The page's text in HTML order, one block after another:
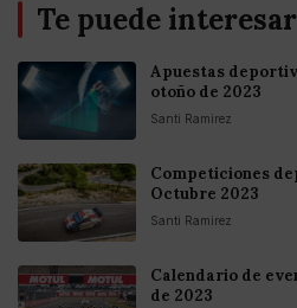
Te puede interesar
Apuestas
otoño de 2023
Santi Ramirez
Competiciones
Octubre 2023
Santi Ramirez
Calendario de
de 2023